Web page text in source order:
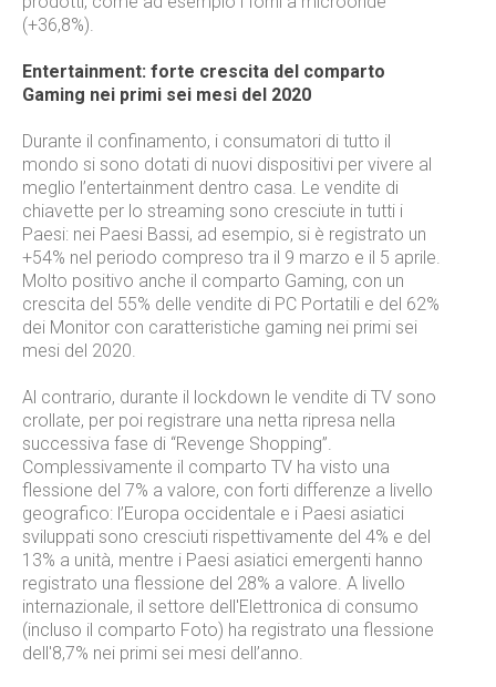
(+36,8%).
Entertainment: forte crescita del comparto
Gaming nei primi sei mesi del 2020
Durante il confinamento, i consumatori di tutto il
mondo si sono dotati di nuovi dispositivi per vivere al
meglio l’entertainment dentro casa. Le vendite di
chiavette per lo streaming sono cresciute in tutti i
Paesi: nei Paesi Bassi, ad esempio, si è registrato un
+54% nel periodo compreso tra il 9 marzo e il 5 aprile.
Molto positivo anche il comparto Gaming, con un
crescita del 55% delle vendite di PC Portatili e del 62%
dei Monitor con caratteristiche gaming nei primi sei
mesi del 2020.
Al contrario, durante il lockdown le vendite di TV sono
crollate, per poi registrare una netta ripresa nella
successiva fase di “Revenge Shopping”.
Complessivamente il comparto TV ha visto una
flessione del 7% a valore, con forti differenze a livello
geografico: l’Europa occidentale e i Paesi asiatici
sviluppati sono cresciuti rispettivamente del 4% e del
13% a unità, mentre i Paesi asiatici emergenti hanno
registrato una flessione del 28% a valore. A livello
internazionale, il settore dell'Elettronica di consumo
(incluso il comparto Foto) ha registrato una flessione
dell'8,7% nei primi sei mesi dell’anno.